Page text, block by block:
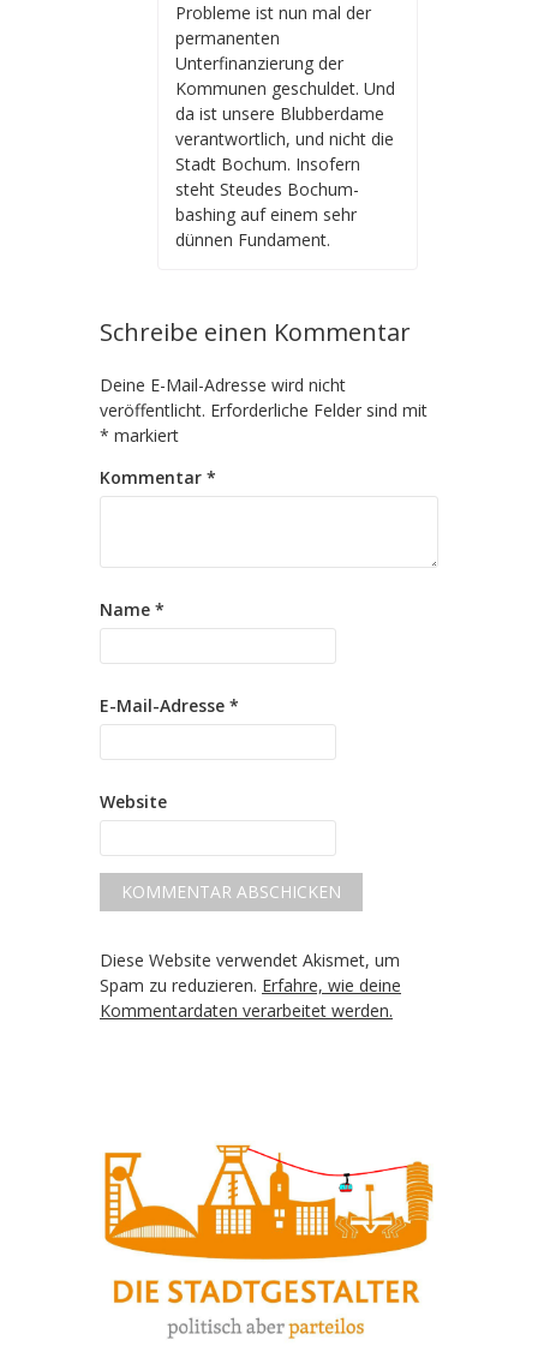
Probleme ist nun mal der
permanenten
Unterfinanzierung der
Kommunen geschuldet. Und
da ist unsere Blubberdame
verantwortlich, und nicht die
Stadt Bochum. Insofern
steht Steudes Bochum-
bashing auf einem sehr
dünnen Fundament.
Schreibe einen Kommentar
Deine E-Mail-Adresse wird nicht
veröffentlicht. Erforderliche Felder sind mit
* markiert
Kommentar *
Name *
E-Mail-Adresse *
Website
Diese Website verwendet Akismet, um
Spam zu reduzieren. Erfahre, wie deine
Kommentardaten verarbeitet werden.